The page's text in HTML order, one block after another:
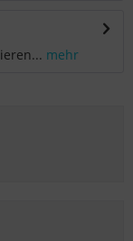
mehr